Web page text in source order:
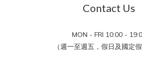
Contact Us
MON - FRI 10:00 -
（週一至週五，假日及國定